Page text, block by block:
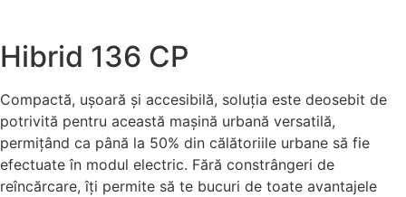
Hibrid 136 CP
Compactă, ușoară și accesibilă, soluția este deosebit de
potrivită pentru această mașină urbană versatilă,
permițând ca până la 50% din călătoriile urbane să fie
efectuate în modul electric. Fără constrângeri de
reîncărcare, îți permite să te bucuri de toate avantajele